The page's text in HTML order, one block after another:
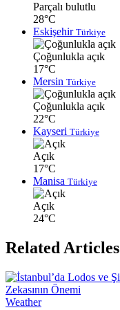
Parçalı bulutlu
28°C
Eskişehir Türkiye
Çoğunlukla açık
17°C
Mersin Türkiye
Çoğunlukla açık
22°C
Kayseri Türkiye
Açık
17°C
Manisa Türkiye
Açık
24°C
Related Articles
Weather